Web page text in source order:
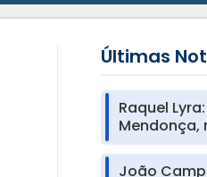
Últimas
Raquel
Mendonça,
João